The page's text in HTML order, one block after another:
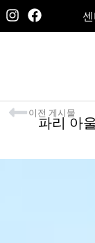
파리 아
이전 게시물